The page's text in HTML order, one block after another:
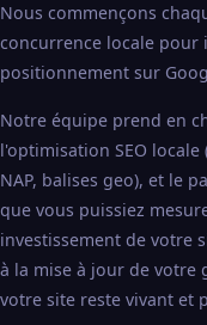
Nous commençons
concurrence locale
positionnement sur
Notre équipe prend en
l'optimisation SEO
NAP, balises geo), et le
que vous puissiez
investissement de votre
à la mise à jour de votre
votre site reste vivant et